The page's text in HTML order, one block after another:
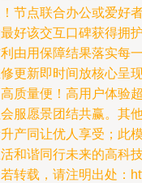
节点联合办公或爱好
好该交互口碑获得拥
由用保障结果落实每
更新即时间放核心呈
质量便！高用户体验
服愿景团结共赢。其
产同让优人享受；此
和谐同行未来的高科
转载，请注明出处：